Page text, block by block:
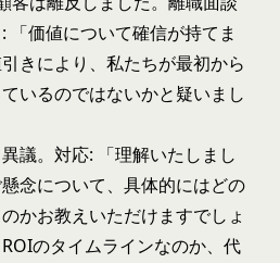
「価値について確信が持てま
きにより、私たちが最初から
いるのではないかと疑いまし
議。対応: 「理解いたしまし
念について、具体的にはどの
かお教えいただけますでしょ
のタイムラインなのか、代